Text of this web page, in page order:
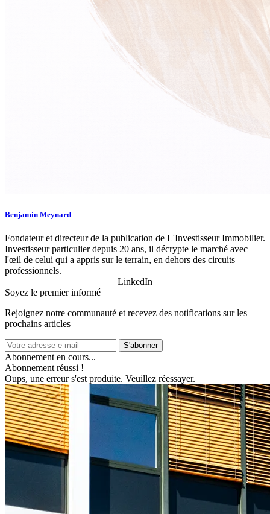
Benjamin Meynard
Fondateur et directeur de la publication de L'Investisseur Immobilier.
Investisseur particulier depuis 20 ans, il décrypte le marché avec
l'œil de celui qui a appris sur le terrain, en dehors des circuits
professionnels.
LinkedIn
Soyez le premier informé
Rejoignez notre communauté et recevez des notifications sur les
prochains articles
S'abonner
Abonnement en cours...
Abonnement réussi !
Oups, une erreur s'est produite. Veuillez réessayer.